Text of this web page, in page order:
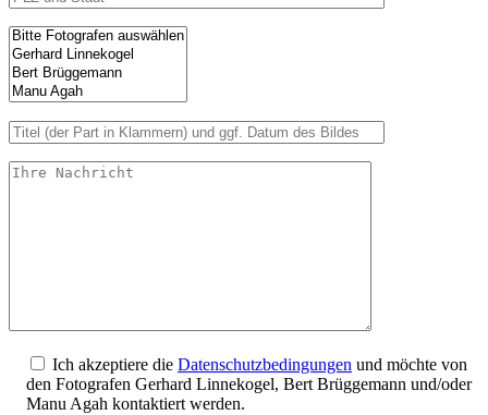
Ich akzeptiere die Datenschutzbedingungen und möchte von
den Fotografen Gerhard Linnekogel, Bert Brüggemann und/oder
Manu Agah kontaktiert werden.